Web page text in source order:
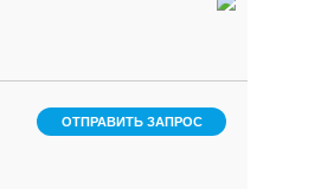
ОТПРАВИТЬ ЗАПРОС